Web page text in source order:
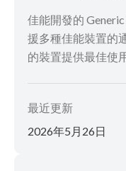
佳能開發的
援多種佳能裝置的
的裝置提供最佳使
最近更新
2026年5月26日